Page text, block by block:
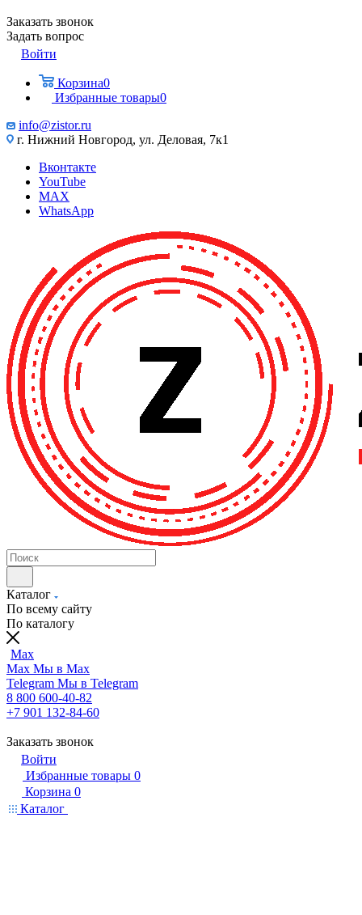
Заказать звонок
Задать вопрос
Войти
Корзина0
Избранные товары0
info@zistor.ru
г. Нижний Новгород, ул. Деловая, 7к1
Вконтакте
YouTube
MAX
WhatsApp
Каталог
По всему сайту
По каталогу
Max
Max Мы в Max
Telegram Мы в Telegram
8 800 600-40-82
+7 901 132-84-60
Заказать звонок
Войти
Избранные товары 0
Корзина 0
Каталог